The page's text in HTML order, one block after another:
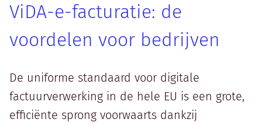
ViDA-e-facturatie: de
voordelen voor bedrijven
De uniforme standaard voor digitale
factuurverwerking in de hele EU is een grote,
efficiënte sprong voorwaarts dankzij